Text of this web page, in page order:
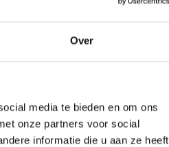
Over
media te bieden en om ons
onze partners voor social
informatie die u aan ze heeft